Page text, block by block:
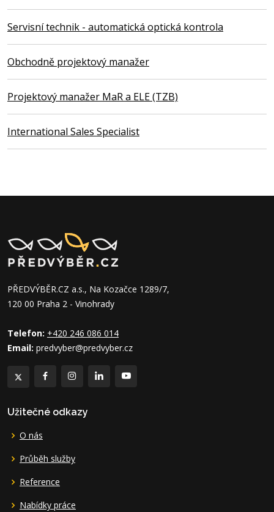
Servisní technik - automatická optická kontrola
Obchodně projektový manažer
Projektový manažer MaR a ELE (TZB)
International Sales Specialist
PŘEDVÝBĚR.CZ a.s., Na Kozačce 1289/7,
120 00 Praha 2 - Vinohrady
Telefon: +420 246 086 014
Email: predvyber@predvyber.cz
Užitečné odkazy
O nás
Průběh služby
Reference
Nabídky práce